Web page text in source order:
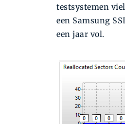
testsystemen
een Samsung
een jaar vol.